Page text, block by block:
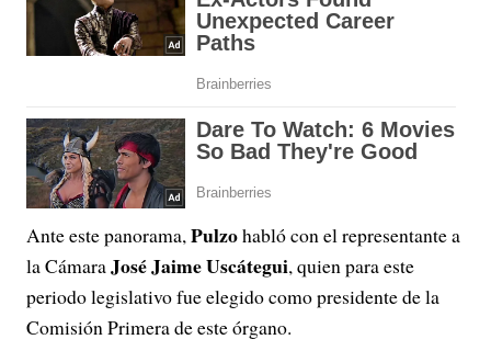
Ante este panorama, Pulzohabló con el representante a
la CámaraJosé Jaime Uscátegui, quien para este
periodo legislativo fue elegido como presidente de la
Comisión Primera de este órgano.